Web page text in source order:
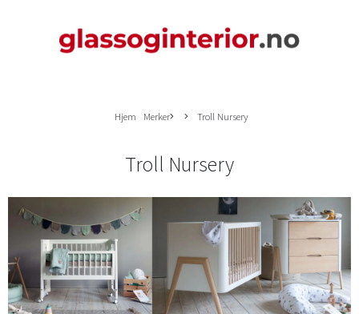
Hjem Merker Troll Nursery
Troll Nursery